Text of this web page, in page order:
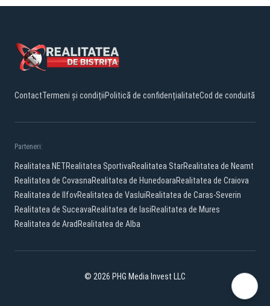
ContactTermeni și condițiiPolitică de confidențialitateCod de conduită
Parteneri:
Realitatea.NETRealitatea SportivaRealitatea StarRealitatea de Neamt
Realitatea de CovasnaRealitatea de HunedoaraRealitatea de Craiova
Realitatea de IlfovRealitatea de VasluiRealitatea de Caras-Severin
Realitatea de SuceavaRealitatea de IasiRealitatea de Mures
Realitatea de Arad Realitatea de Alba
© 2026 PHG Media Invest LLC